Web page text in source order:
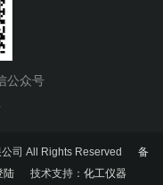
公众号
公司 All Rights Reserved 备
陆技术支持： 化工仪器